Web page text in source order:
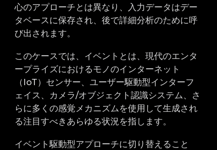
心のアプローチとは異なり、入力データはデー
タベースに保存され、後で詳細分析のために呼
び出されます。
このケースでは、イベントとは、現代のエンタ
ープライズにおけるモノのインターネット
（IoT）センサー、ユーザー駆動型インターフ
ェイス、カメラ/オブジェクト認識システム、さ
らに多くの感覚メカニズムを使用して生成され
る注目すべきあらゆる状況を指します。
イベント駆動型アプローチに切り替えること